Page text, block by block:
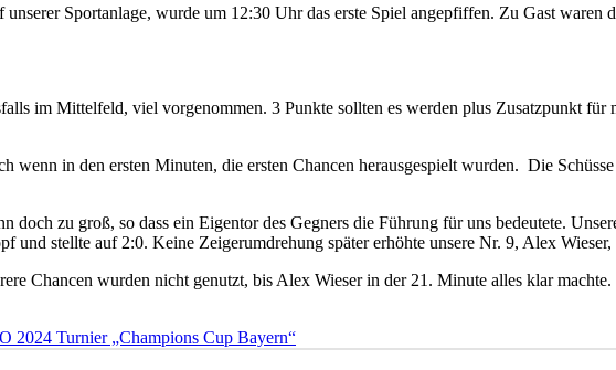
unserer Sportanlage, wurde um 12:30 Uhr das erste Spiel angepfiffen. Zu Gast
im Mittelfeld, viel vorgenommen. 3 Punkte sollten es werden plus Zusatzpunkt für
wenn in den ersten Minuten, die ersten Chancen herausgespielt wurden. Die
zu groß, so dass ein Eigentor des Gegners die Führung für uns bedeutete.
und stellte auf 2:0. Keine Zeigerumdrehung später erhöhte unsere Nr. 9, Alex Wieser,
Chancen wurden nicht genutzt, bis Alex Wieser in der 21. Minute alles klar
2024 Turnier „Champions Cup Bayern“